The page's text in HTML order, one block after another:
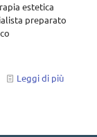
estetica
preparato
Leggi di più